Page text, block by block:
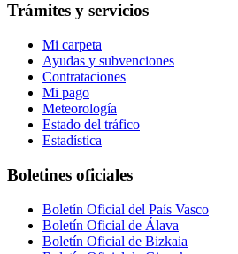
Trámites y servicios
Mi carpeta
Ayudas y subvenciones
Contrataciones
Mi pago
Meteorología
Estado del tráfico
Estadística
Boletines oficiales
Boletín Oficial del País Vasco
Boletín Oficial de Álava
Boletín Oficial de Bizkaia